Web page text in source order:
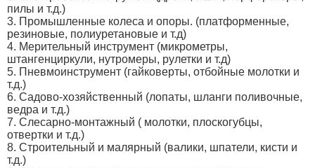
пилы и т.д.)
3. Промышленные колеса и опоры. (платформенные,
резиновые, полиуретановые и т.д)
4. Мерительный инструмент (микрометры,
штангенциркули, нутромеры, рулетки и т.д)
5. Пневмоинструмент (гайковерты, отбойные молотки и
т.д.)
6. Садово-хозяйственный (лопаты, шланги поливочные,
ведра и т.д.)
7. Слесарно-монтажный ( молотки, плоскогубцы,
отвертки и т.д.)
8. Строительный и малярный (валики, шпатели, кисти и
т.д.)